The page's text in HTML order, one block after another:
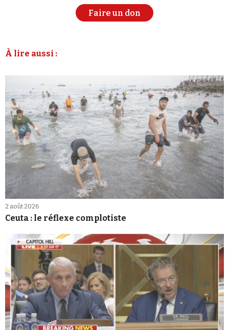
Faire un don
À lire aussi :
2 août 2026
Ceuta : le réflexe complotiste